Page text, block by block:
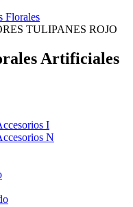
Florales
TULIPANES ROJO
Artificiales
I
N